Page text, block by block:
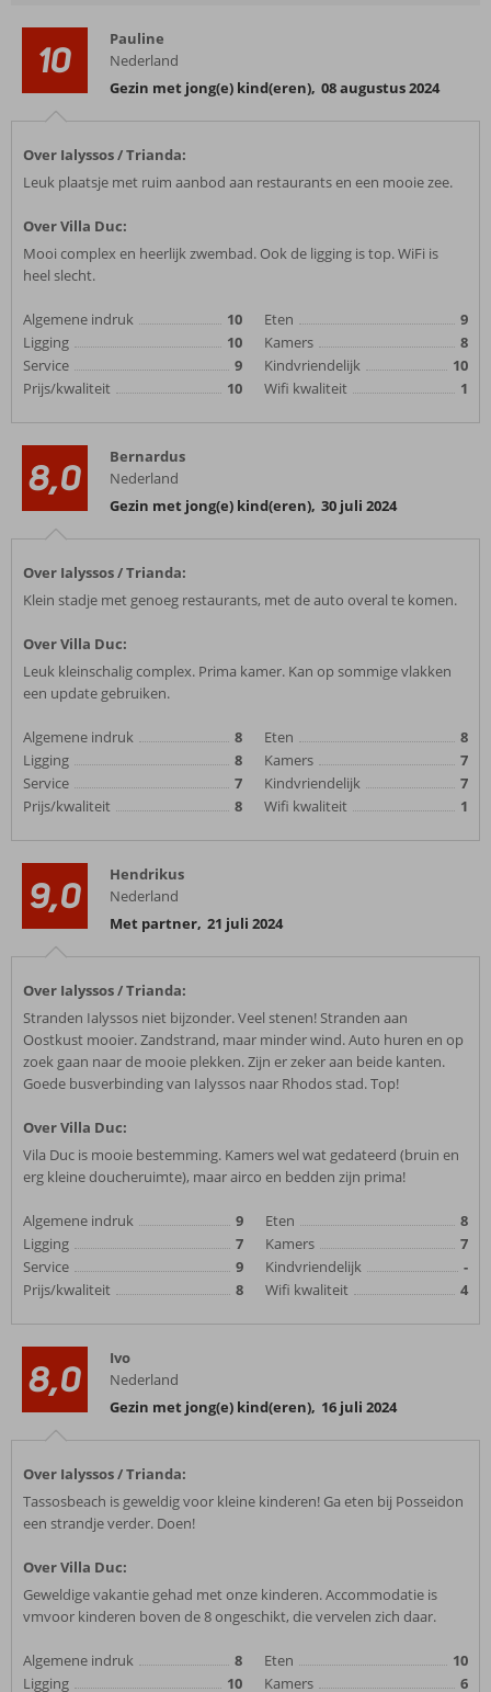
10
Pauline
Nederland
Gezin met jong(e) kind(eren), 08 augustus 2024
Over Ialyssos / Trianda:
Leuk plaatsje met ruim aanbod aan restaurants en een mooie zee.
Over Villa Duc:
Mooi complex en heerlijk zwembad. Ook de ligging is top. WiFi is
heel slecht.
Algemene indruk
10
Ligging
10
Service
9
Prijs/kwaliteit
10
Eten
9
Kamers
8
Kindvriendelijk
10
Wifi kwaliteit
1
8,0
Bernardus
Nederland
Gezin met jong(e) kind(eren), 30 juli 2024
Over Ialyssos / Trianda:
Klein stadje met genoeg restaurants, met de auto overal te komen.
Over Villa Duc:
Leuk kleinschalig complex. Prima kamer. Kan op sommige vlakken
een update gebruiken.
Algemene indruk
8
Ligging
8
Service
7
Prijs/kwaliteit
8
Eten
8
Kamers
7
Kindvriendelijk
7
Wifi kwaliteit
1
9,0
Hendrikus
Nederland
Met partner, 21 juli 2024
Over Ialyssos / Trianda:
Stranden Ialyssos niet bijzonder. Veel stenen! Stranden aan
Oostkust mooier. Zandstrand, maar minder wind. Auto huren en op
zoek gaan naar de mooie plekken. Zijn er zeker aan beide kanten.
Goede busverbinding van Ialyssos naar Rhodos stad. Top!
Over Villa Duc:
Vila Duc is mooie bestemming. Kamers wel wat gedateerd (bruin en
erg kleine doucheruimte), maar airco en bedden zijn prima!
Algemene indruk
9
Ligging
7
Service
9
Prijs/kwaliteit
8
Eten
8
Kamers
7
Kindvriendelijk
-
Wifi kwaliteit
4
8,0
Ivo
Nederland
Gezin met jong(e) kind(eren), 16 juli 2024
Over Ialyssos / Trianda:
Tassosbeach is geweldig voor kleine kinderen! Ga eten bij Posseidon
een strandje verder. Doen!
Over Villa Duc:
Geweldige vakantie gehad met onze kinderen. Accommodatie is
vmvoor kinderen boven de 8 ongeschikt, die vervelen zich daar.
Algemene indruk
8
Ligging
10
Eten
10
Kamers
6